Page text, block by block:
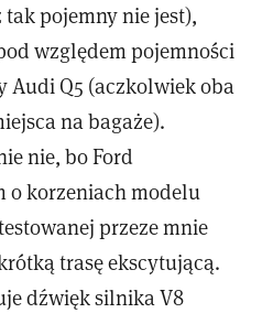
pojemny nie jest),
względem pojemności
Audi Q5 (aczkolwiek oba
na bagaże).
nie, bo Ford
o korzeniach modelu
przeze mnie
trasę ekscytującą.
dźwięk silnika V8